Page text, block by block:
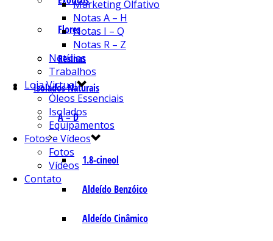
Flores
Resinas
Isolados Naturais
A – D
1.8-cineol
Aldeído Benzóico
Aldeído Cinâmico
Marketing Olfativo
Notas A – H
Notas I – Q
Notas R – Z
Notícias
Trabalhos
Loja Virtual
Óleos Essenciais
Isolados
Equipamentos
Fotos e Vídeos
Fotos
Vídeos
Contato